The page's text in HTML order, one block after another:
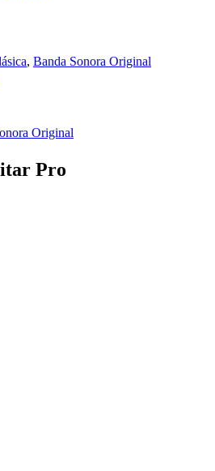
, Banda Sonora Original
Original
Pro